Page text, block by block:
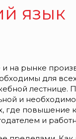
язык
на рынке
для
лестнице.
и
где повышение
и